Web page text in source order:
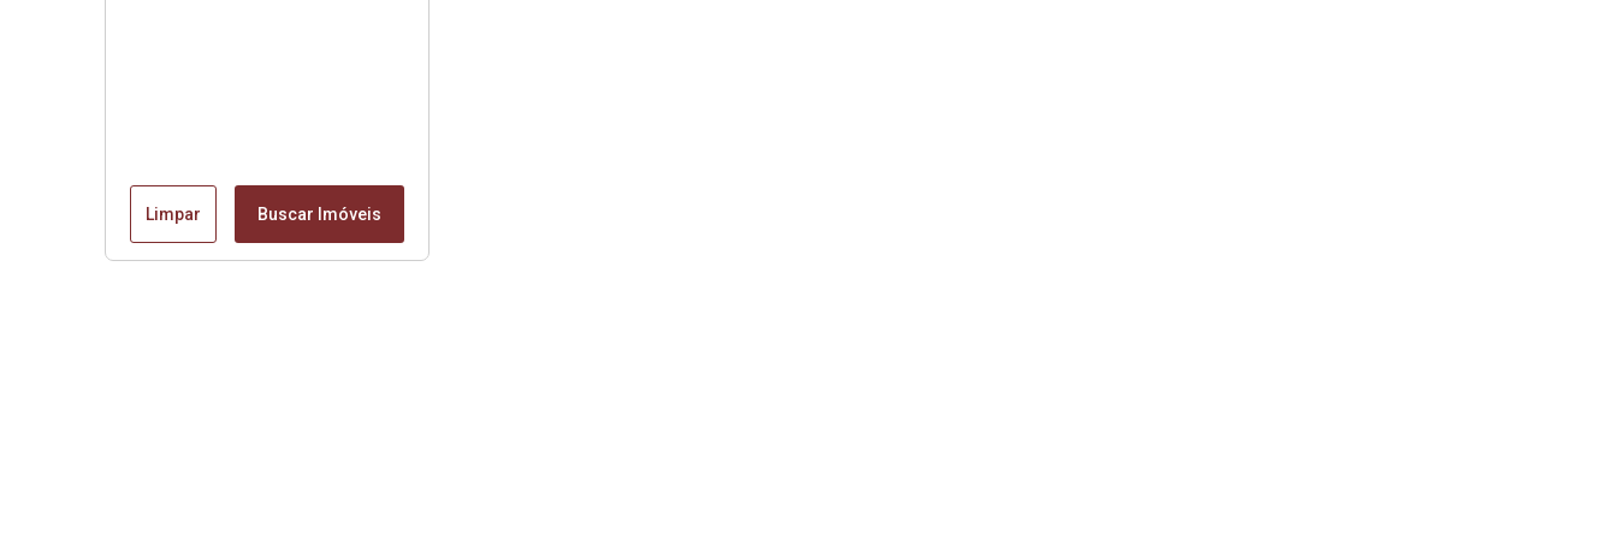
Limpar Buscar Imóveis